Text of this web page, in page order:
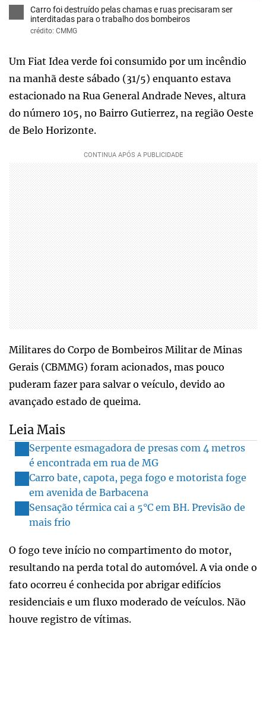
Carro foi destruído pelas chamas e ruas precisaram ser
interditadas para o trabalho dos bombeiros
crédito: CMMG
Um Fiat Idea verde foi consumido por um incêndio
na manhã deste sábado (31/5) enquanto estava
estacionado na Rua General Andrade Neves, altura
do número 105, no Bairro Gutierrez, na região Oeste
de Belo Horizonte.
Militares do Corpo de Bombeiros Militar de Minas
Gerais (CBMMG) foram acionados, mas pouco
puderam fazer para salvar o veículo, devido ao
avançado estado de queima.
Leia Mais
Serpente esmagadora de presas com 4 metros
é encontrada em rua de MG
Carro bate, capota, pega fogo e motorista foge
em avenida de Barbacena
Sensação térmica cai a 5°C em BH. Previsão de
mais frio
O fogo teve início no compartimento do motor,
resultando na perda total do automóvel. A via onde o
fato ocorreu é conhecida por abrigar edifícios
residenciais e um fluxo moderado de veículos. Não
houve registro de vítimas.